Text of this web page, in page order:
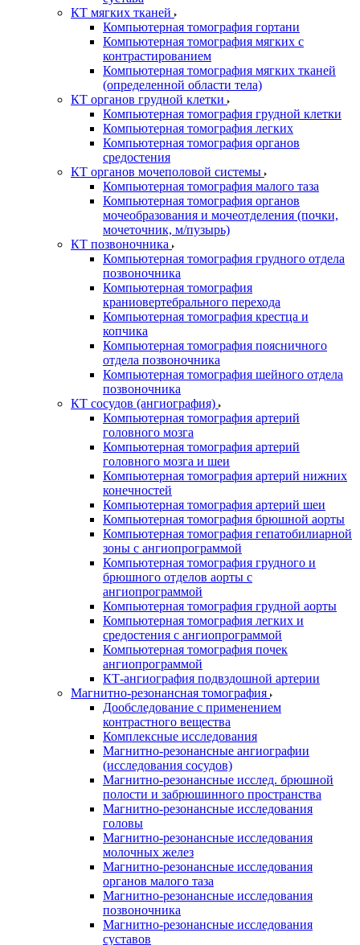
КТ мягких тканей
Компьютерная томография гортани
Компьютерная томография мягких с
контрастированием
Компьютерная томография мягких тканей
(определенной области тела)
КТ органов грудной клетки
Компьютерная томография грудной клетки
Компьютерная томография легких
Компьютерная томография органов
средостения
КТ органов мочеполовой системы
Компьютерная томография малого таза
Компьютерная томография органов
мочеобразования и мочеотделения (почки,
мочеточник, м/пузырь)
КТ позвоночника
Компьютерная томография грудного отдела
позвоночника
Компьютерная томография
краниовертебрального перехода
Компьютерная томография крестца и
копчика
Компьютерная томография поясничного
отдела позвоночника
Компьютерная томография шейного отдела
позвоночника
КТ сосудов (ангиография)
Компьютерная томография артерий
головного мозга
Компьютерная томография артерий
головного мозга и шеи
Компьютерная томография артерий нижних
конечностей
Компьютерная томография артерий шеи
Компьютерная томография брюшной аорты
Компьютерная томография гепатобилиарной
зоны с ангиопрограммой
Компьютерная томография грудного и
брюшного отделов аорты с
ангиопрограммой
Компьютерная томография грудной аорты
Компьютерная томография легких и
средостения с ангиопрограммой
Компьютерная томография почек
ангиопрограммой
КТ-ангиография подвздошной артерии
Магнитно-резонансная томография
Дообследование с применением
контрастного вещества
Комплексные исследования
Магнитно-резонансные ангиографии
(исследования сосудов)
Магнитно-резонансные исслед. брюшной
полости и забрюшинного пространства
Магнитно-резонансные исследования
головы
Магнитно-резонансные исследования
молочных желез
Магнитно-резонансные исследования
органов малого таза
Магнитно-резонансные исследования
позвоночника
Магнитно-резонансные исследования
суставов